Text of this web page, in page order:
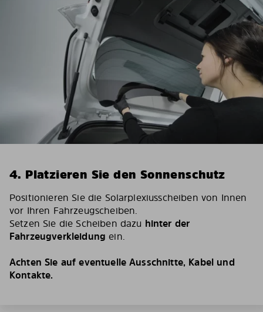
4. Platzieren Sie den Sonnenschutz
Positionieren Sie die Solarplexiusscheiben von Innen
vor Ihren Fahrzeugscheiben.
Setzen Sie die Scheiben dazu hinter der
Fahrzeugverkleidung ein.
Achten Sie auf eventuelle Ausschnitte, Kabel und
Kontakte.